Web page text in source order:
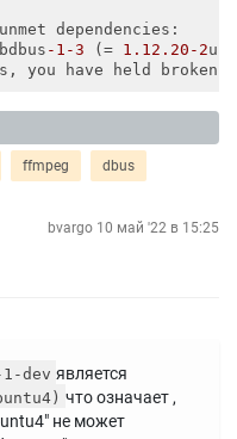
dependencies:
-1 -3 (= 1.12 .20 -2
ffmpeg dbus
bvargo 10 май '22 в 15:25
dev является
что означает ,
не может